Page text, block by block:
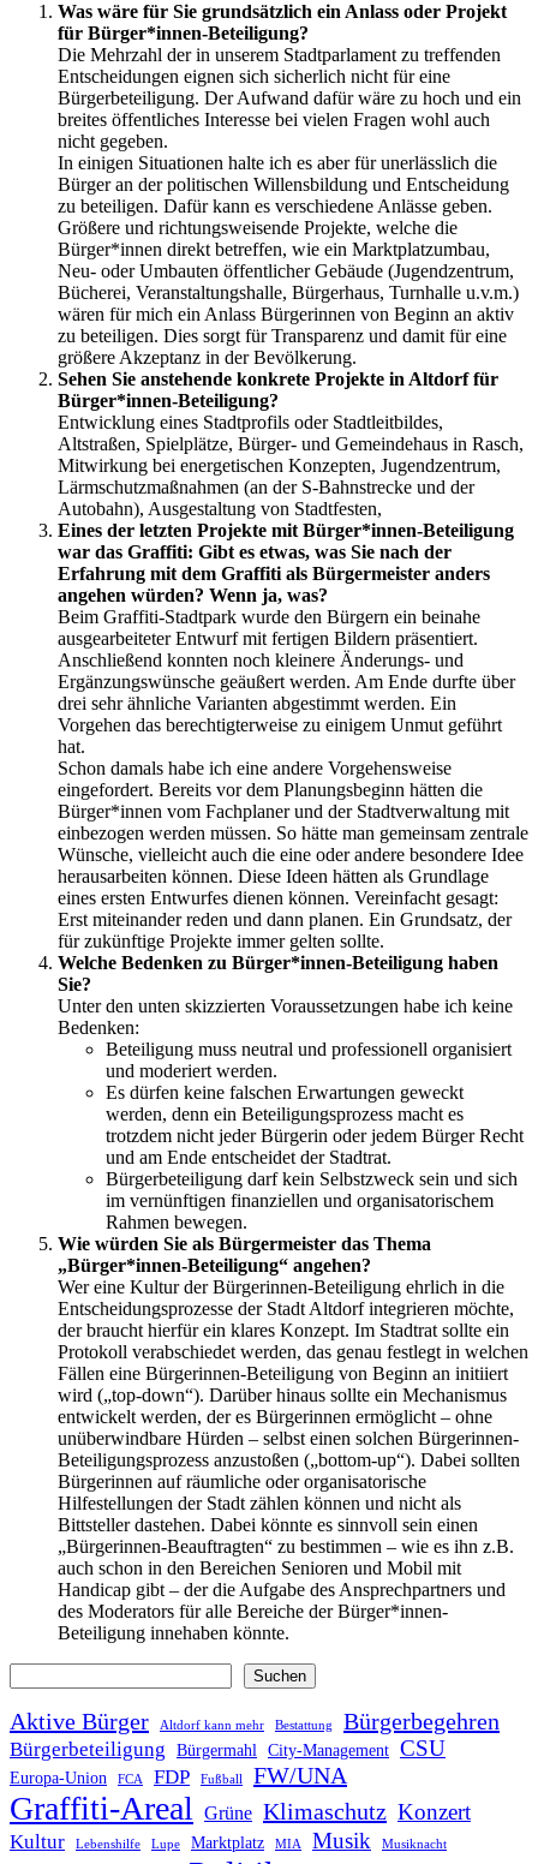
Was wäre für Sie grundsätzlich ein Anlass oder Projekt
für Bürger*innen-Beteiligung?
Die Mehrzahl der in unserem Stadtparlament zu treffenden
Entscheidungen eignen sich sicherlich nicht für eine
Bürgerbeteiligung. Der Aufwand dafür wäre zu hoch und ein
breites öffentliches Interesse bei vielen Fragen wohl auch
nicht gegeben.
In einigen Situationen halte ich es aber für unerlässlich die
Bürger an der politischen Willensbildung und Entscheidung
zu beteiligen. Dafür kann es verschiedene Anlässe geben.
Größere und richtungsweisende Projekte, welche die
Bürger*innen direkt betreffen, wie ein Marktplatzumbau,
Neu- oder Umbauten öffentlicher Gebäude (Jugendzentrum,
Bücherei, Veranstaltungshalle, Bürgerhaus, Turnhalle u.v.m.)
wären für mich ein Anlass Bürgerinnen von Beginn an aktiv
zu beteiligen. Dies sorgt für Transparenz und damit für eine
größere Akzeptanz in der Bevölkerung.
Sehen Sie anstehende konkrete Projekte in Altdorf für
Bürger*innen-Beteiligung?
Entwicklung eines Stadtprofils oder Stadtleitbildes,
Altstraßen, Spielplätze, Bürger- und Gemeindehaus in Rasch,
Mitwirkung bei energetischen Konzepten, Jugendzentrum,
Lärmschutzmaßnahmen (an der S-Bahnstrecke und der
Autobahn), Ausgestaltung von Stadtfesten,
Eines der letzten Projekte mit Bürger*innen-Beteiligung
war das Graffiti: Gibt es etwas, was Sie nach der
Erfahrung mit dem Graffiti als Bürgermeister anders
angehen würden? Wenn ja, was?
Beim Graffiti-Stadtpark wurde den Bürgern ein beinahe
ausgearbeiteter Entwurf mit fertigen Bildern präsentiert.
Anschließend konnten noch kleinere Änderungs- und
Ergänzungswünsche geäußert werden. Am Ende durfte über
drei sehr ähnliche Varianten abgestimmt werden. Ein
Vorgehen das berechtigterweise zu einigem Unmut geführt
hat.
Schon damals habe ich eine andere Vorgehensweise
eingefordert. Bereits vor dem Planungsbeginn hätten die
Bürger*innen vom Fachplaner und der Stadtverwaltung mit
einbezogen werden müssen. So hätte man gemeinsam zentrale
Wünsche, vielleicht auch die eine oder andere besondere Idee
herausarbeiten können. Diese Ideen hätten als Grundlage
eines ersten Entwurfes dienen können. Vereinfacht gesagt:
Erst miteinander reden und dann planen. Ein Grundsatz, der
für zukünftige Projekte immer gelten sollte.
Welche Bedenken zu Bürger*innen-Beteiligung haben
Sie?
Unter den unten skizzierten Voraussetzungen habe ich keine
Bedenken:
Beteiligung muss neutral und professionell organisiert
und moderiert werden.
Es dürfen keine falschen Erwartungen geweckt
werden, denn ein Beteiligungsprozess macht es
trotzdem nicht jeder Bürgerin oder jedem Bürger Recht
und am Ende entscheidet der Stadtrat.
Bürgerbeteiligung darf kein Selbstzweck sein und sich
im vernünftigen finanziellen und organisatorischem
Rahmen bewegen.
Wie würden Sie als Bürgermeister das Thema
„Bürger*innen-Beteiligung“ angehen?
Wer eine Kultur der Bürgerinnen-Beteiligung ehrlich in die
Entscheidungsprozesse der Stadt Altdorf integrieren möchte,
der braucht hierfür ein klares Konzept. Im Stadtrat sollte ein
Protokoll verabschiedet werden, das genau festlegt in welchen
Fällen eine Bürgerinnen-Beteiligung von Beginn an initiiert
wird („top-down“). Darüber hinaus sollte ein Mechanismus
entwickelt werden, der es Bürgerinnen ermöglicht – ohne
unüberwindbare Hürden – selbst einen solchen Bürgerinnen-
Beteiligungsprozess anzustoßen („bottom-up“). Dabei sollten
Bürgerinnen auf räumliche oder organisatorische
Hilfestellungen der Stadt zählen können und nicht als
Bittsteller dastehen. Dabei könnte es sinnvoll sein einen
„Bürgerinnen-Beauftragten“ zu bestimmen – wie es ihn z.B.
auch schon in den Bereichen Senioren und Mobil mit
Handicap gibt – der die Aufgabe des Ansprechpartners und
des Moderators für alle Bereiche der Bürger*innen-
Beteiligung innehaben könnte.
Suchen
Aktive Bürger Altdorf kann mehr Bestattung Bürgerbegehren
Bürgerbeteiligung Bürgermahl City-Management CSU
Europa-Union FCA FDP Fußball FW/UNA
Graffiti-Areal Grüne Klimaschutz Konzert
Kultur Lebenshilfe Lupe Marktplatz MIA Musik Musiknacht